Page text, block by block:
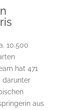
10.500
hat 471
darunter
aus